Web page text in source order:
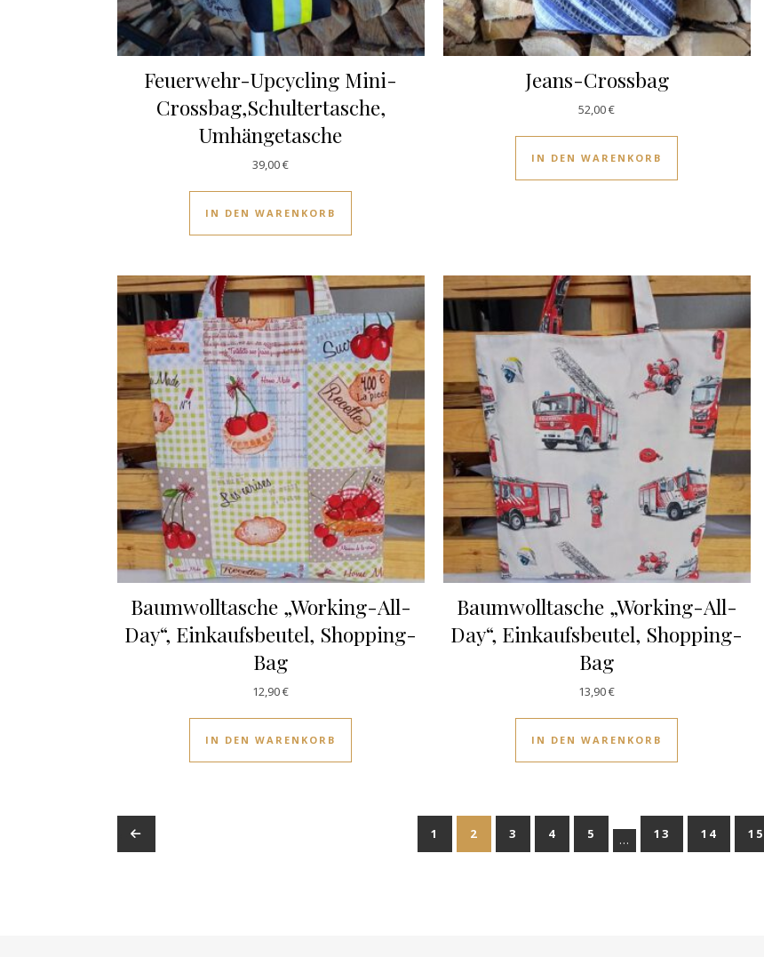
Feuerwehr-Upcycling Mini-
Crossbag,Schultertasche,
Umhängetasche
39,00€
IN DEN WARENKORB
Jeans-Crossbag
52,00€
IN DEN WARENKORB
Baumwolltasche „Working-All-
Day“, Einkaufsbeutel, Shopping-
Bag
12,90€
IN DEN WARENKORB
Baumwolltasche „Working-All-
Day“, Einkaufsbeutel, Shopping-
Bag
13,90€
IN DEN WARENKORB
1 2 3 4 5 … 13 14 15